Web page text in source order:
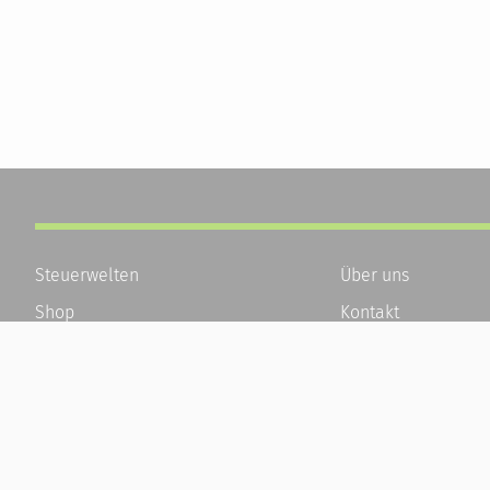
Steuerwelten
Shop
Über uns
Kontakt